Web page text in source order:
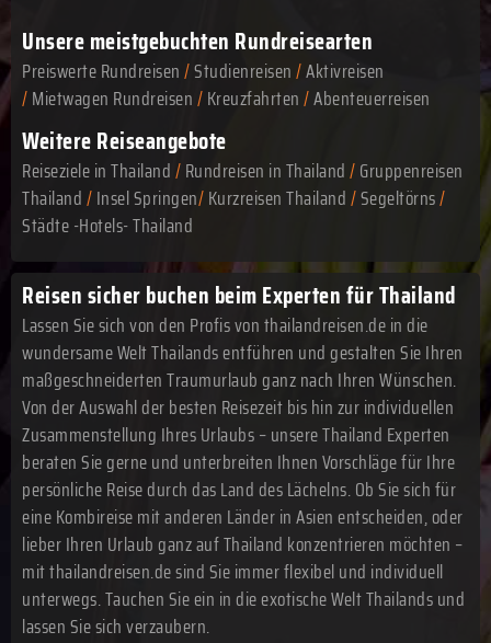
Unsere meistgebuchten Rundreisearten
Preiswerte Rundreisen/Studienreisen/Aktivreisen
/Mietwagen Rundreisen/Kreuzfahrten/Abenteuerreisen
Weitere Reiseangebote
Reiseziele in Thailand/Rundreisen in Thailand/Gruppenreisen
Thailand/Insel Springen/Kurzreisen Thailand/Segeltörns/
Städte -Hotels- Thailand
Reisen sicher buchen beim Experten für Thailand
Lassen Sie sich von den Profis von thailandreisen.de in die
wundersame Welt Thailands entführen und gestalten Sie Ihren
maßgeschneiderten Traumurlaub ganz nach Ihren Wünschen.
Von der Auswahl der besten Reisezeit bis hin zur individuellen
Zusammenstellung Ihres Urlaubs – unsere Thailand Experten
beraten Sie gerne und unterbreiten Ihnen Vorschläge für Ihre
persönliche Reise durch das Land des Lächelns. Ob Sie sich für
eine Kombireise mit anderen Länder in Asien entscheiden, oder
lieber Ihren Urlaub ganz auf Thailand konzentrieren möchten –
mit thailandreisen.de sind Sie immer flexibel und individuell
unterwegs. Tauchen Sie ein in die exotische Welt Thailands und
lassen Sie sich verzaubern.